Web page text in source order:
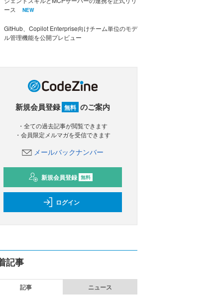
ース
NEW
GitHub、Copilot Enterprise向けチーム単位のモデ
ル管理機能を公開プレビュー
新規会員登録 無料 のご案内
・全ての過去記事が閲覧できます
・会員限定メルマガを受信できます
メールバックナンバー
新規会員登録 無料
ログイン
記事
記事 ニュース